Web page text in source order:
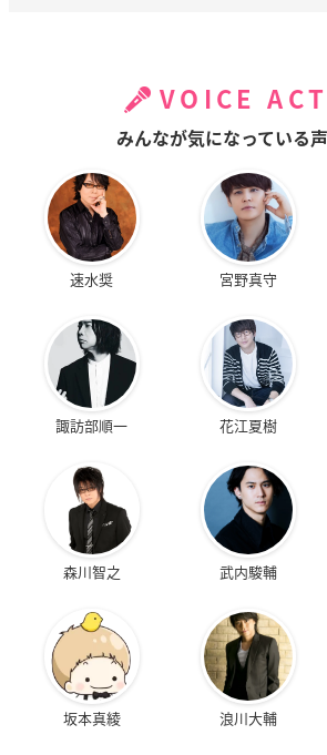
VOICE
みんなが気になっている
速水奨 宮野真守
諏訪部順一 花江夏樹
森川智之 武内駿輔
坂本真綾 浪川大輔